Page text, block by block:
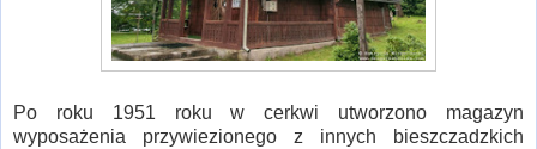
Po roku 1951 roku w cerkwi utworzono magazyn
wyposażenia przywiezionego z innych bieszczadzkich